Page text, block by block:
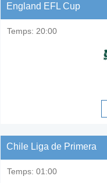
England EFL Cup
Temps: 20:00
Chile Liga de Primera
Temps: 01:00